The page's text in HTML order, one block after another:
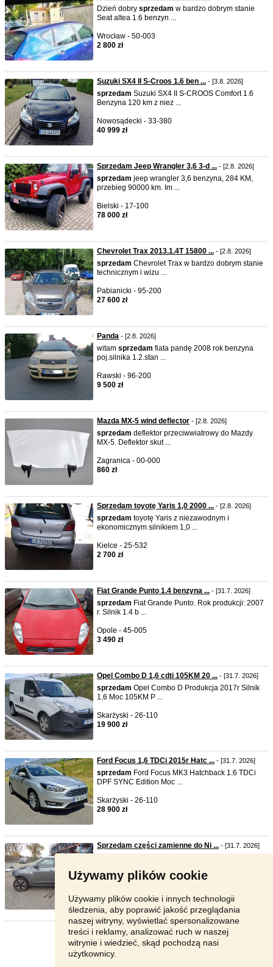
Używamy plików cookie
Używamy plików cookie i innych technologii
śledzenia, aby poprawić jakość przeglądania
naszej witryny, wyświetlać spersonalizowane
treści i reklamy, analizować ruch w naszej
witrynie i wiedzieć, skąd pochodzą nasi
użytkownicy.
Dzień dobry sprzedam w bardzo dobrym stanie
Seat altea 1.6 benzyn ...
Wrocław - 50-003
2 800 zł
Suzuki SX4 II S-Croos 1.6 ben ... - [3.8. 2026]
sprzedam Suzuki SX4 II S-CROOS Comfort 1.6
Benzyna 120 km z niez ...
Nowosądecki - 33-380
40 999 zł
Sprzedam Jeep Wrangler 3,6 3-d ... - [2.8. 2026]
sprzedam jeep wrangler 3,6 benzyna, 284 KM,
przebieg 90000 km. Im ...
Bielski - 17-100
78 000 zł
Chevrolet Trax 2013.1.4T 15800 ... - [2.8. 2026]
sprzedam Chevrolet Trax w bardzo dobrym stanie
technicznym i wizu ...
Pabianicki - 95-200
27 600 zł
Panda - [2.8. 2026]
witam sprzedam fiata pandę 2008 rok benzyna
poj.silnika 1.2.stan ...
Rawski - 96-200
9 500 zł
Mazda MX-5 wind deflector - [2.8. 2026]
sprzedam deflektor przeciwwiatrowy do Mazdy
MX-5. Deflektor skut ...
Zagranica - 00-000
860 zł
Sprzedam toyotę Yaris 1,0 2000 ... - [2.8. 2026]
sprzedam toyotę Yaris z niezawodnym i
ekonomicznym silnikiem 1,0 ...
Kielce - 25-532
2 700 zł
Fiat Grande Punto 1.4 benzyna ... - [31.7. 2026]
sprzedam Fiat Grande Punto. Rok produkcji: 2007
r. Silnik 1.4 b ...
Opole - 45-005
3 490 zł
Opel Combo D 1,6 cdti 105KM 20 ... - [31.7. 2026]
sprzedam Opel Combo D Produkcja 2017r Silnik
1,6 Moc 105KM P ...
Skarżyski - 26-110
19 900 zł
Ford Focus 1,6 TDCi 2015r Hatc ... - [31.7. 2026]
sprzedam Ford Focus MK3 Hatchback 1.6 TDCi
DPF SYNC Edition Moc ...
Skarżyski - 26-110
28 900 zł
Sprzedam części zamienne do Ni ... - [31.7. 2026]
Zgoda
Strona: 1 2 3 Następna